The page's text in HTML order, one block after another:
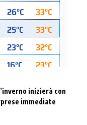
inizierà con
immediate